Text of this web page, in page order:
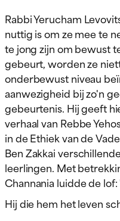
Rabbi Yerucham
nuttig is om ze mee te
te jong zijn om bewust
gebeurt, worden ze
onderbewust niveau
aanwezigheid bij zo'n
gebeurtenis. Hij geeft
verhaal van Rebbe
in de Ethiek van de
Ben Zakkai
leerlingen. Met
Channania luidde de
Hij die hem het leven